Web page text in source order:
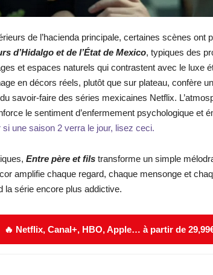
de l’hacienda principale, certaines scènes ont
d’Hidalgo et de l’État de Mexico, typiques des
et espaces naturels qui contrastent avec le luxe
en décors réels, plutôt que sur plateau, confère
savoir-faire des séries mexicaines Netflix.
le sentiment d’enfermement psychologique et
si une saison 2 verra le jour, lisez ceci.
Entre père et fils transforme un simple
amplifie chaque regard, chaque mensonge et
la série encore plus addictive.
🔥 Netflix, Canal+, HBO, Apple… à partir de